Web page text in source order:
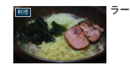
料理 ラ